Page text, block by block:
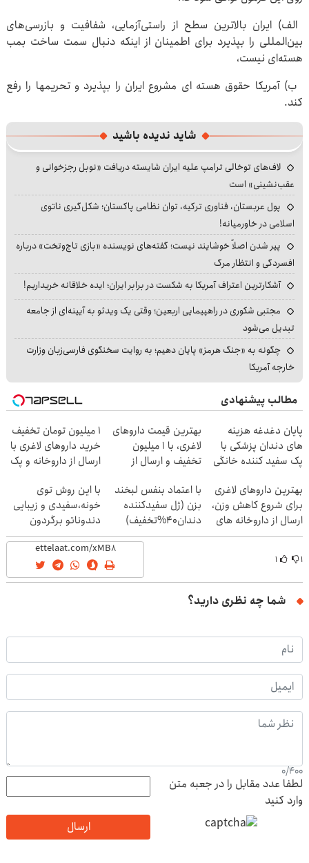
الف) ایران بالاترین سطح از راستی‌آزمایی، شفافیت و بازرسی‌های
بین‌المللی را بپذیرد برای اطمینان از اینکه دنبال سمت ساخت بمب
هسته‌ای نیست،
ب) آمریکا حقوق هسته ای مشروع ایران را بپذیرد و تحریمها را رفع
کند.
شاید ندیده باشید
لاف‌های توخالی ترامپ علیه ایران شایسته دریافت «نوبل رجزخوانی و
عقب‌نشینی» است
پول عربستان، فناوری ترکیه، توان نظامی پاکستان؛ شکل‌گیری ناتوی
اسلامی در خاورمیانه!
پیر شدن اصلاً خوشایند نیست؛ گفته‌های نویسنده «بازی تاج‌وتخت» درباره
افسردگی و انتظار مرگ
آشکارترین اعتراف آمریکا به شکست در برابر ایران؛ ایده خلاقانه خریداریم!
مجتبی شکوری در راهپیمایی اربعین؛ وقتی یک ویدئو به آیینه‌ای از جامعه
تبدیل می‌شود
چگونه به «جنگ هرمز» پایان دهیم؛ به روایت سخنگوی فارسی‌زبان وزارت
خارجه آمریکا
مطالب پیشنهادی
پایان دغدغه هزینه
های دندان پزشکی با
پک سفید کننده خانگی
بهترین قیمت داروهای
لاغری، با ۱ میلیون
تخفیف و ارسال از
1 میلیون تومان تخفیف
خرید داروهای لاغری با
ارسال از داروخانه و پک
بهترین داروهای لاغری
برای شروع کاهش وزن،
ارسال از داروخانه های
نزدیکت!
با اعتماد بنفس لبخند
بزن (ژل سفیدکننده
دندان40%تخفیف)
با این روش توی
خونه،سفیدی و زیبایی
دندوناتو برگردون
(40%off)
۱ ۱
شما چه نظری دارید؟
0/400
لطفا عدد مقابل را در جعبه متن
وارد کنید
ارسال